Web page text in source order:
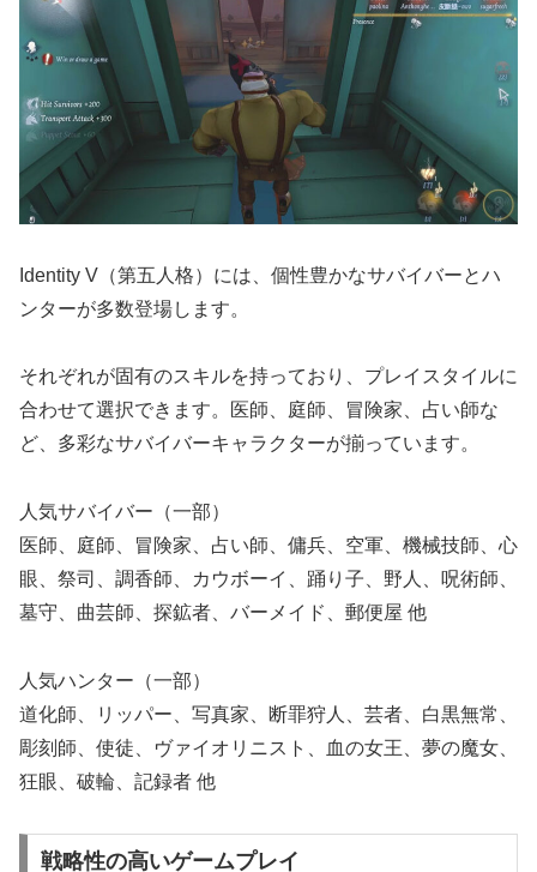
Identity V（第五人格）には、個性豊かなサバイバーとハ
ンターが多数登場します。
それぞれが固有のスキルを持っており、プレイスタイルに
合わせて選択できます。医師、庭師、冒険家、占い師な
ど、多彩なサバイバーキャラクターが揃っています。
人気サバイバー（一部）
医師、庭師、冒険家、占い師、傭兵、空軍、機械技師、心
眼、祭司、調香師、カウボーイ、踊り子、野人、呪術師、
墓守、曲芸師、探鉱者、バーメイド、郵便屋 他
人気ハンター（一部）
道化師、リッパー、写真家、断罪狩人、芸者、白黒無常、
彫刻師、使徒、ヴァイオリニスト、血の女王、夢の魔女、
狂眼、破輪、記録者 他
戦略性の高いゲームプレイ